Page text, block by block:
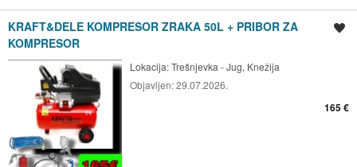
KRAFT&DELE KOMPRESOR ZRAKA 50L + PRIBOR ZA
KOMPRESOR
Lokacija:Trešnjevka - Jug, Knežija
Objavljen:29.07.2026.
165 €